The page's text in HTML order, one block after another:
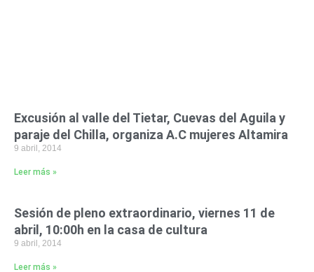
Excusión al valle del Tietar, Cuevas del Aguila y
paraje del Chilla, organiza A.C mujeres Altamira
9 abril, 2014
Leer más »
Sesión de pleno extraordinario, viernes 11 de
abril, 10:00h en la casa de cultura
9 abril, 2014
Leer más »